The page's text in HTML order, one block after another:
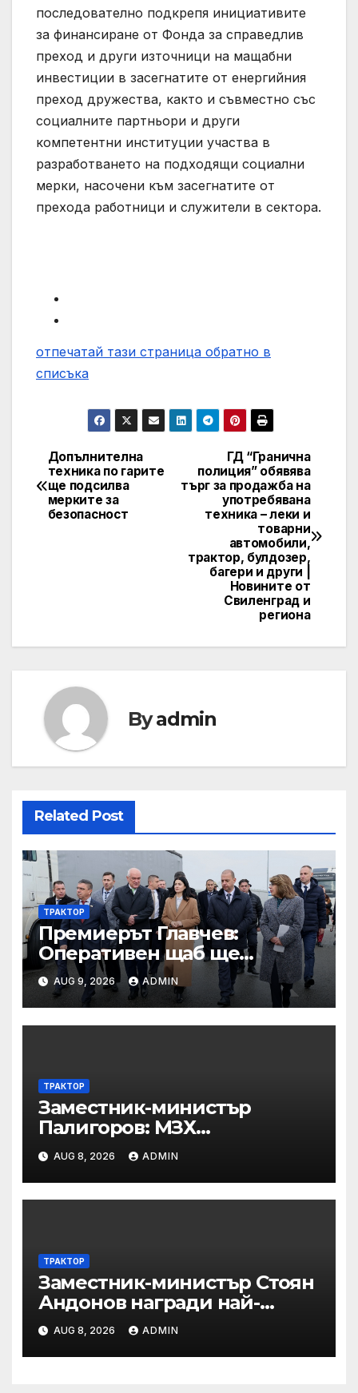
последователно подкрепя инициативите
за финансиране от Фонда за справедлив
преход и други източници на мащабни
инвестиции в засегнатите от енергийния
преход дружества, както и съвместно със
социалните партньори и други
компетентни институции участва в
разработването на подходящи социални
мерки, насочени към засегнатите от
прехода работници и служители в сектора.
отпечатай тази страница обратно в
списъка
Post
navigation
ГД “Гранична
полиция” обявява
търг за продажба на
употребявана
техника – леки и
товарни
автомобили,
трактор, булдозер,
багери и други |
Новините от
Свиленград и
региона
Допълнителна
техника по гарите
ще подсилва
мерките за
безопасност
Byadmin
Related Post
ТРАКТОР
Премиерът Главчев:
Оперативен щаб ще
реорганизира структурите
по границата, за да сме
готови за Шенген
AUG 9, 2026 ADMIN
ТРАКТОР
Заместник-министър
Палигоров: МЗХ
предприема комплекс от
мерки за възстановяване на
горите от съхненето и на
полезащитните пояси в
AUG 8, 2026 ADMIN
ТРАКТОР
Заместник-министър Стоян
Андонов награди най-
заслужилите спортисти на
ОСК “Левски”
AUG 8, 2026 ADMIN